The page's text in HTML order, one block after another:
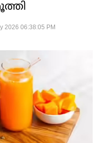
2026 06:38:05 PM